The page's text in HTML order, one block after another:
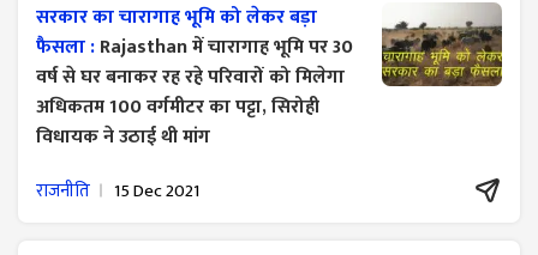
सरकार का चारागाह भूमि को लेकर बड़ा
फैसला :Rajasthan में चारागाह भूमि पर 30
वर्ष से घर बनाकर रह रहे परिवारों को मिलेगा
अधिकतम 100 वर्गमीटर का पट्टा, सिरोही
विधायक ने उठाई थी मांग
राजनीति 15 Dec 2021